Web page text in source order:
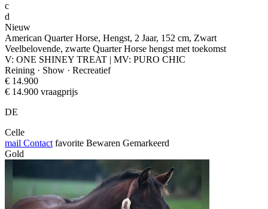
c
d
Nieuw
American Quarter Horse, Hengst, 2 Jaar, 152 cm, Zwart
Veelbelovende, zwarte Quarter Horse hengst met toekomst
V: ONE SHINEY TREAT | MV: PURO CHIC
Reining · Show · Recreatief
€ 14.900
€ 14.900 vraagprijs
DE
Celle
mail Contact favorite Bewaren Gemarkeerd
Gold